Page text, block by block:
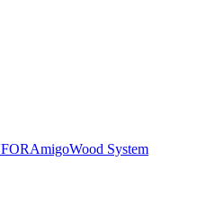
AmigoWood System